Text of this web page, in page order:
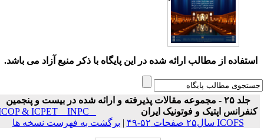
استفاده از مطالب ارائه شده در این پایگاه با ذکر منبع آزاد می باشد.
جلد ۲۵ - مجموعه مقالات پذیرفته و ارائه شده در بیست و پنجمین
کنفرانس اپتیک و فوتونیک ایران
ICOP & ICPET _ INPC _
ICOFS سال۲۵ صفحات ۵۲-۴۹
|برگشت به فهرست نسخه ها